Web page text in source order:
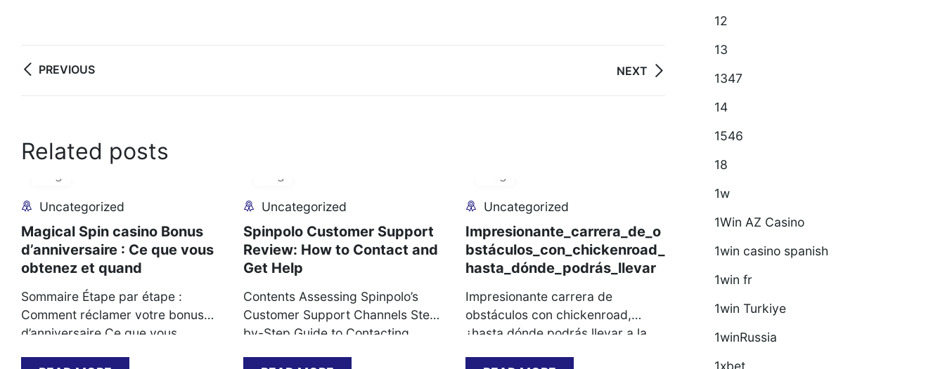
Post
PREVIOUS NEXT
Related posts
06
Uncategorized
Magical Spin casino Bonus
d’anniversaire : Ce que vous
obtenez et quand
Sommaire Étape par étape :
Comment réclamer votre bonus
d’anniversaire Ce que vous
Uncategorized
Spinpolo Customer Support
Review: How to Contact and
Get Help
Contents Assessing Spinpolo’s
Customer Support Channels Step-
by-Step Guide to Contacting
Uncategorized
Impresionante_carrera_de_o
bstáculos_con_chickenroad_
hasta_dónde_podrás_llevar
Impresionante carrera de
obstáculos con chickenroad,
¿hasta dónde podrás llevar a la
05
Aug
Kiemelkedő_eredmények_a_
rockyspin_segítségével_a_h
rockyspin segítségével a
hatékonyabb sportteljesítményhez
12
13
1347
14
1546
18
1w
1Win AZ Casino
1win casino spanish
1win fr
1win Turkiye
1winRussia
1xbet